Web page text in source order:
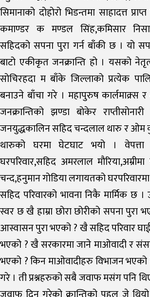
सिमानाको दोहोरो भिडन्तमा साहादत्त
कमाण्डर क मण्डल सिंह,कमिसार
सहिदको सपना पुरा गर्न बाँकी छ । यो
बाटो एकीकृत जनक्रान्ति हो । यसको
सोचिरहदा म बाँके जिल्लाको प्रत्येक
बनाउने बाँचा गरे । महापुरुष कार्लमाक्र्स
जनक्रान्तिको झण्डा बोकेर
जनयुद्धकालिन सहिद चन्दलाल थारु र ओम
थारुको घरमा घेटघाट भयो । वेपत्ता
घरपरिवार,सहिद अमरलाल
चन्द,हनुमान गोडिया लगायतको
सहिद परिवारको भावना निकै मार्मिक छ
स्वर छ खै हाम्रा छोरा छोरीको सपना
आस्वासन पुरा भएको ? खै सहिद परिवार
भएको ? खै सरकारमा जाने माओवादी र
भएको ? किन माओवादीहरु विभाजन भएको
गरे । ती प्रश्नहरुको सबै जवाफ मसंग पनि